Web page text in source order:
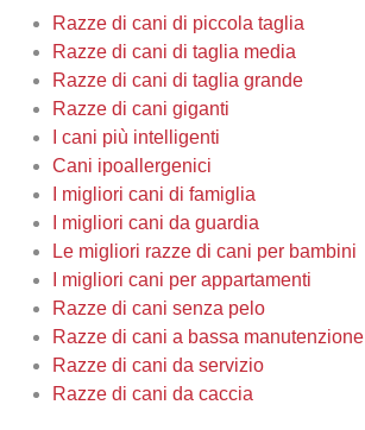
Razze di cani di piccola taglia
Razze di cani di taglia media
Razze di cani di taglia grande
Razze di cani giganti
I cani più intelligenti
Cani ipoallergenici
I migliori cani di famiglia
I migliori cani da guardia
Le migliori razze di cani per bambini
I migliori cani per appartamenti
Razze di cani senza pelo
Razze di cani a bassa manutenzione
Razze di cani da servizio
Razze di cani da caccia